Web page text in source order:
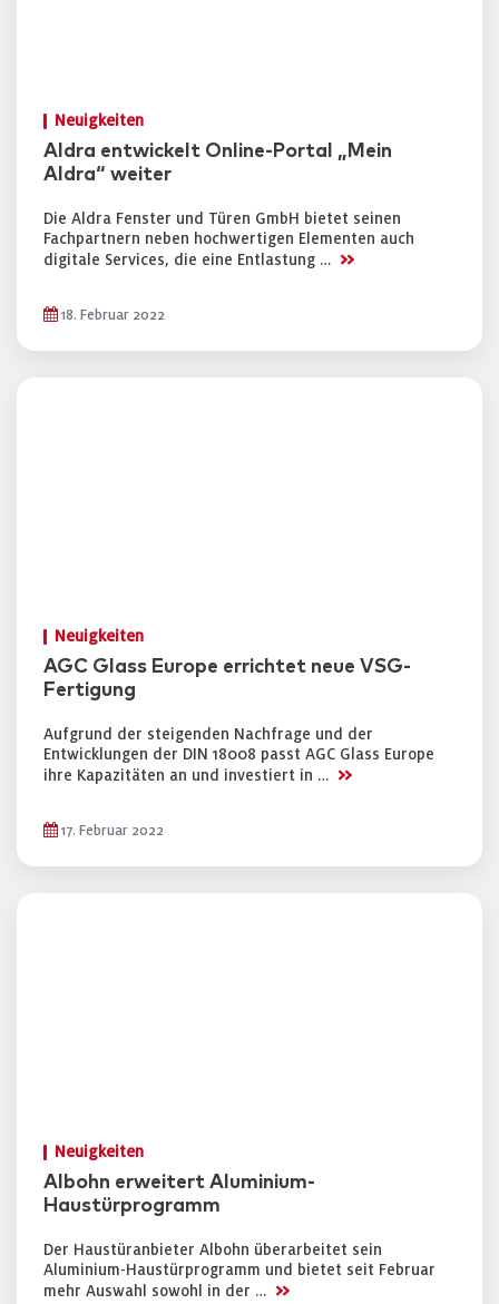
Neuigkeiten
Aldra entwickelt Online-Portal „Mein
Aldra“ weiter
Die Aldra Fenster und Türen GmbH bietet seinen
Fachpartnern neben hochwertigen Elementen auch
digitale Services, die eine Entlastung … >>
18. Februar 2022
Neuigkeiten
AGC Glass Europe errichtet neue VSG-
Fertigung
Aufgrund der steigenden Nachfrage und der
Entwicklungen der DIN 18008 passt AGC Glass Europe
ihre Kapazitäten an und investiert in … >>
17. Februar 2022
Neuigkeiten
Albohn erweitert Aluminium-
Haustürprogramm
Der Haustüranbieter Albohn überarbeitet sein
Aluminium-Haustürprogramm und bietet seit Februar
mehr Auswahl sowohl in der … >>